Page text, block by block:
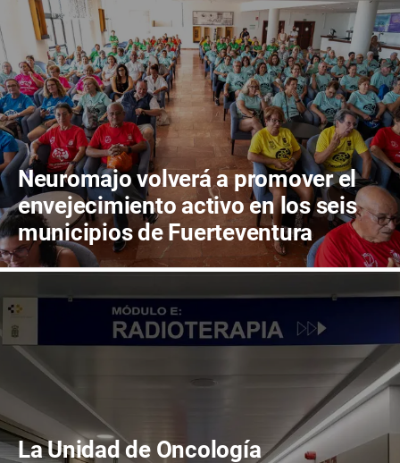
Neuromajo volverá a promover el
envejecimiento activo en los seis
municipios de Fuerteventura
La Unidad de Oncología